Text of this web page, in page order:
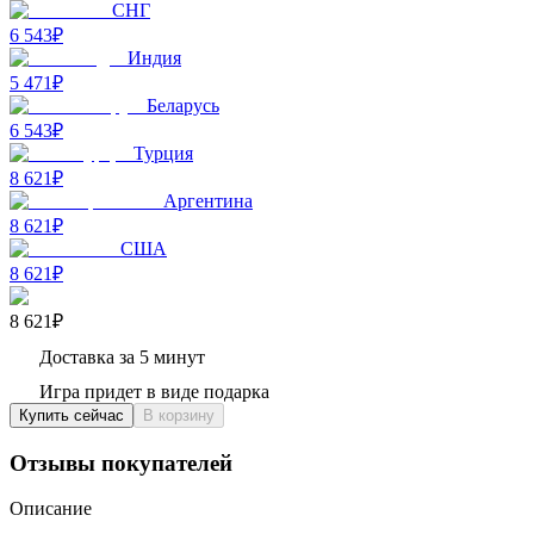
СНГ
6 543₽
Индия
5 471₽
Беларусь
6 543₽
Турция
8 621₽
Аргентина
8 621₽
США
8 621₽
8 621₽
Доставка за 5 минут
Игра придет в виде подарка
Купить сейчас В корзину
Отзывы покупателей
Описание